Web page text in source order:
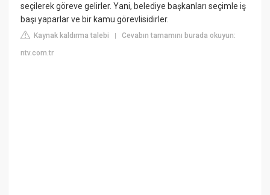
seçilerek göreve gelirler. Yani, belediye başkanları seçimle iş
başı yaparlar ve bir kamu görevlisidirler.
Kaynak kaldırma talebi |Cevabın tamamını burada okuyun:
ntv.com.tr